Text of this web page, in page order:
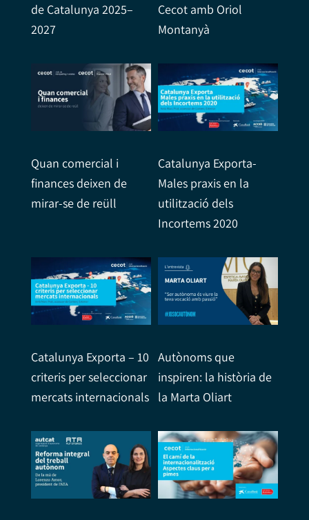
de Catalunya 2025–
2027
Cecot amb Oriol
Montanyà
Quan comercial i
finances deixen de
mirar-se de reüll
Catalunya Exporta-
Males praxis en la
utilització dels
Incortems 2020
Catalunya Exporta – 10
criteris per seleccionar
mercats internacionals
Autònoms que
inspiren: la història de
la Marta Oliart